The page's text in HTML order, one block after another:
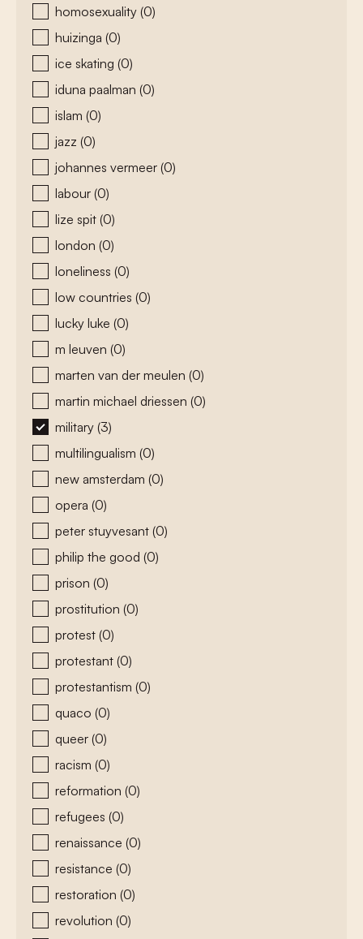
homosexuality (0)
huizinga (0)
ice skating (0)
iduna paalman (0)
islam (0)
jazz (0)
johannes vermeer (0)
labour (0)
lize spit (0)
london (0)
loneliness (0)
low countries (0)
lucky luke (0)
m leuven (0)
marten van der meulen (0)
martin michael driessen (0)
military (3)
multilingualism (0)
new amsterdam (0)
opera (0)
peter stuyvesant (0)
philip the good (0)
prison (0)
prostitution (0)
protest (0)
protestant (0)
protestantism (0)
quaco (0)
queer (0)
racism (0)
reformation (0)
refugees (0)
renaissance (0)
resistance (0)
restoration (0)
revolution (0)